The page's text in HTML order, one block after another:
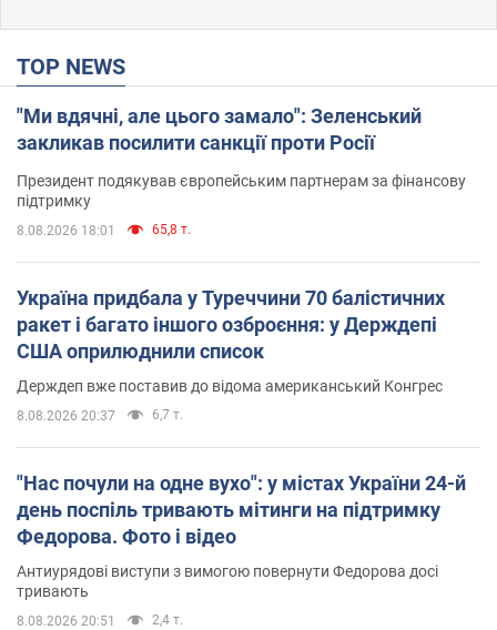
TOP NEWS
"Ми вдячні, але цього замало": Зеленський
закликав посилити санкції проти Росії
Президент подякував європейським партнерам за фінансову
підтримку
8.08.2026 18:01 65,8 т.
Україна придбала у Туреччини 70 балістичних
ракет і багато іншого озброєння: у Держдепі
США оприлюднили список
Держдеп вже поставив до відома американський Конгрес
8.08.2026 20:37 6,7 т.
"Нас почули на одне вухо": у містах України 24-й
день поспіль тривають мітинги на підтримку
Федорова. Фото і відео
Антиурядові виступи з вимогою повернути Федорова досі
тривають
8.08.2026 20:51 2,4 т.